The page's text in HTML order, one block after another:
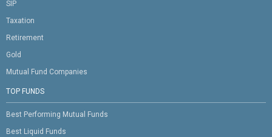
SIP
Taxation
Retirement
Gold
Mutual Fund Companies
TOP FUNDS
Best Performing Mutual Funds
Best Liquid Funds